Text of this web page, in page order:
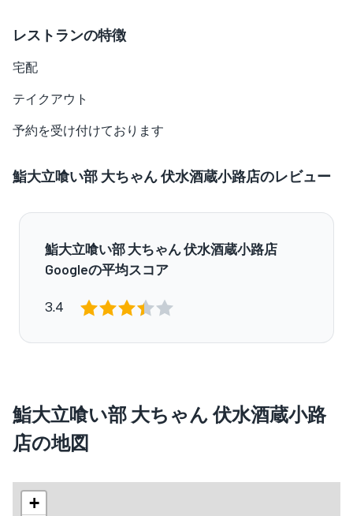
レストランの特徴
宅配
テイクアウト
予約を受け付けております
鮨大立喰い部 大ちゃん 伏水酒蔵小路店のレビュー
鮨大立喰い部 大ちゃん 伏水酒蔵小路店
Googleの平均スコア
3.4
鮨大立喰い部 大ちゃん 伏水酒蔵小路
店の地図
+